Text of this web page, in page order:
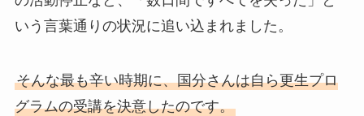
いう言葉通りの状況に追い込まれました。
そんな最も辛い時期に、国分さんは自ら更生プロ
グラムの受講を決意したのです。